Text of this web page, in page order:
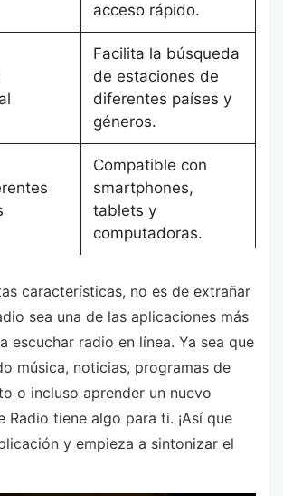
acceso rápido.
Facilita la búsqueda
de estaciones de
diferentes países y
géneros.
Compatible con
smartphones,
tablets y
computadoras.
características, no es de extrañar
sea una de las aplicaciones más
escuchar radio en línea. Ya sea que
música, noticias, programas de
o incluso aprender un nuevo
Radio tiene algo para ti. ¡Así que
y empieza a sintonizar el